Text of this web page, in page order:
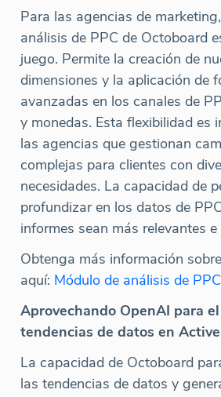
Para las agencias de
análisis de PPC de Octoboard
juego. Permite la creación de
dimensiones y la aplicación de
avanzadas en los canales de
y monedas. Esta flexibilidad es
las agencias que gestionan
complejas para clientes con
necesidades. La capacidad de
profundizar en los datos de
informes sean más relevantes
Obtenga más información
aquí: Módulo de análisis de
Aprovechando OpenAI para
tendencias de datos en
La capacidad de Octoboard
las tendencias de datos y